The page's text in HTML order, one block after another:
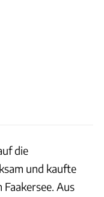
die
und kaufte
Aus